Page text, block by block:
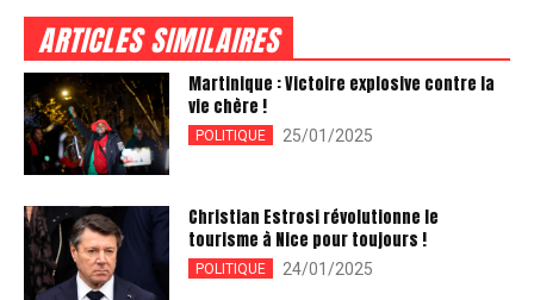
ARTICLES SIMILAIRES
Martinique : Victoire explosive contre la
vie chère !
POLITIQUE 25/01/2025
Christian Estrosi révolutionne le
tourisme à Nice pour toujours !
POLITIQUE 24/01/2025